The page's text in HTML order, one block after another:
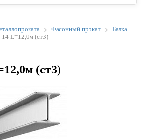
Фасонный прокат
Балка
14 L=12,0м (ст3)
(ст3)